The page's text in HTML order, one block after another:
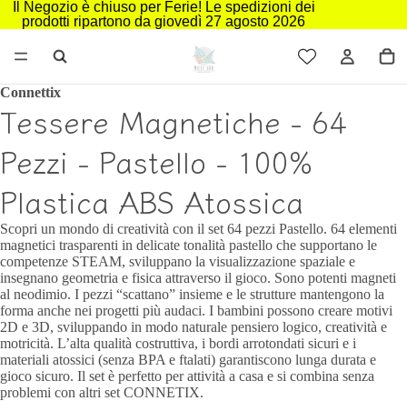
Il Negozio è chiuso per Ferie! Le spedizioni dei
prodotti ripartono da giovedì 27 agosto 2026
Connettix
Tessere Magnetiche - 64
Pezzi - Pastello - 100%
Plastica ABS Atossica
Scopri un mondo di creatività con il set 64 pezzi Pastello. 64 elementi
magnetici trasparenti in delicate tonalità pastello che supportano le
competenze STEAM, sviluppano la visualizzazione spaziale e
insegnano geometria e fisica attraverso il gioco. Sono potenti magneti
al neodimio. I pezzi “scattano” insieme e le strutture mantengono la
forma anche nei progetti più audaci. I bambini possono creare motivi
2D e 3D, sviluppando in modo naturale pensiero logico, creatività e
motricità. L’alta qualità costruttiva, i bordi arrotondati sicuri e i
materiali atossici (senza BPA e ftalati) garantiscono lunga durata e
gioco sicuro. Il set è perfetto per attività a casa e si combina senza
problemi con altri set CONNETIX.